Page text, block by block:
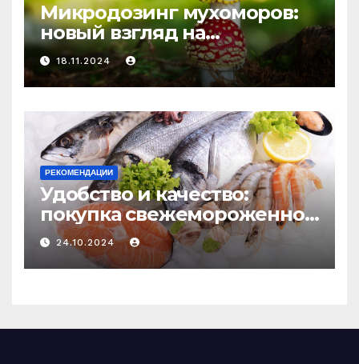
Микродозинг мухоморов:
новый взгляд на
психоделику
18.11.2024
РЕКОМЕНДАЦИИ
Удобство и качество:
покупка свежемороженной
рыбы онлайн
24.10.2024